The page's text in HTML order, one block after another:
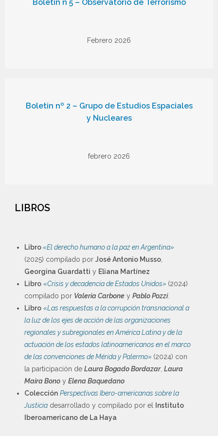
Boletín n 5 – Observatorio de Terrorismo
Febrero 2026
Boletin nº 2 – Grupo de Estudios Espaciales
y Nucleares
febrero 2026
LIBROS
Libro«El derecho humano a la paz en Argentina»
(2025) compilado por José Antonio Musso
Georgina Guardatti y Eliana Martínez
Libro «Crisis y decadencia de Estados Unidos» (2024)
compilado por Valeria Carbone y Pablo Pozzi.
Libro «Las respuestas a la corrupción transnacional a
la luz de los ejes de acción de las organizaciones
regionales y subregionales en América Latina y de la
actuación de los estados latinoamericanos en el marco
de las convenciones de Mérida y Palermo» (2024) con
la participación de Laura Bogado Bordazar, Laura
Maira Bono y Elena Baquedano
Colección Perspectivas Ibero-americanas sobre la
Justicia desarrollado y compilado por el
Instituto
Iberoamericano de La Haya